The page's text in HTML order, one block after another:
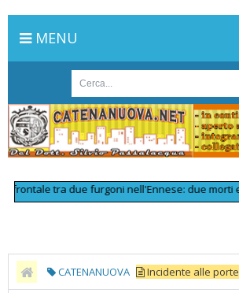
MENU
tra due furgoni nell'Ennese: due morti e tre
CATENANUOVA Incidente alle